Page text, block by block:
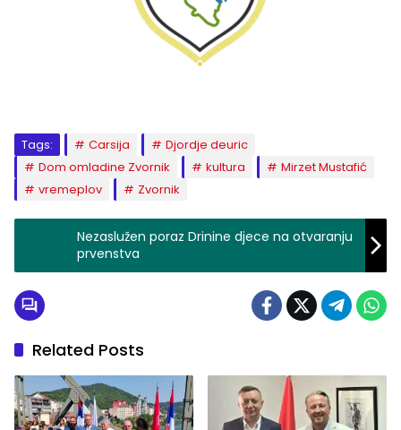
Tags: Carsija
Djordje deuric
Dom omladine Zvornik
kultura
Mirzet Mustafić
vremeplov
Zvornik
Nezaslužen poraz Drinine djece na otvaranju
prvenstva
Related Posts